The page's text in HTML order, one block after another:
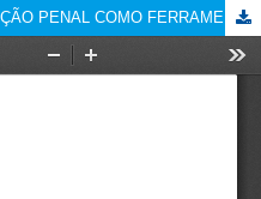
O ACORDO DE NÃO PERSECUÇÃO PENAL COMO FERRAMENTA DE CONCRETIZAÇÃO DA JUSTIÇA RESTAURATIVA NO ÂMBITO DE PROTEÇÃO AO MEIO AMBIENTE